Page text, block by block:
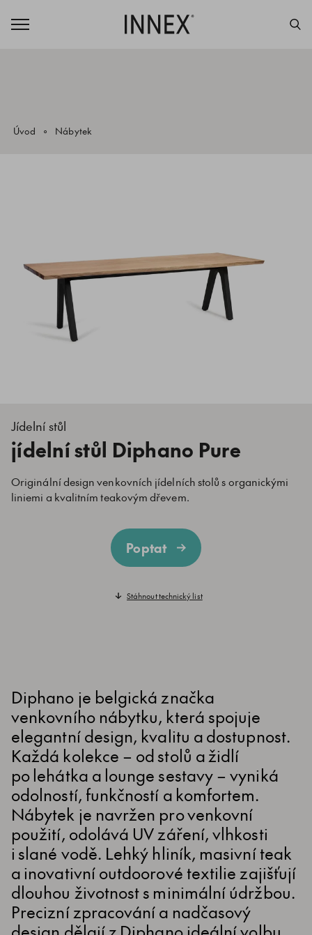
Úvod Nábytek
Jídelní stůl
jídelní stůl Diphano Pure
Originální design venkovních jídelních stolů s organickými
liniemi a kvalitním teakovým dřevem.
Poptat
Stáhnout technický list
Diphano je belgická značka
venkovního nábytku, která spojuje
elegantní design, kvalitu a dostupnost.
Každá kolekce – od stolů a židlí
po lehátka a lounge sestavy – vyniká
odolností, funkčností a komfortem.
Nábytek je navržen pro venkovní
použití, odolává UV záření, vlhkosti
i slané vodě. Lehký hliník, masivní teak
a inovativní outdoorové textilie zajišťují
dlouhou životnost s minimální údržbou.
Precizní zpracování a nadčasový